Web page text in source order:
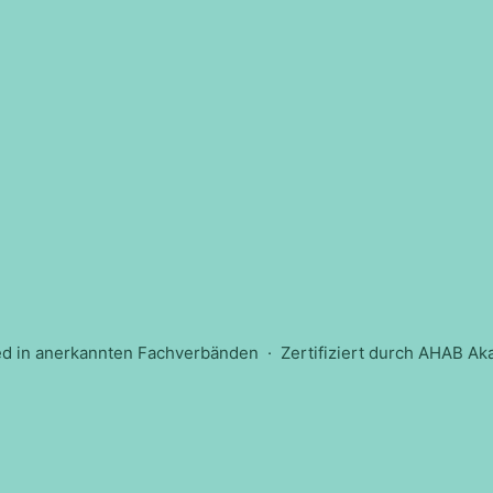
in anerkannten Fachverbänden · Zertifiziert durch AHAB